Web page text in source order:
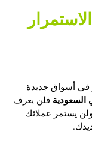
أسواق جديدة
فلن يعرف
يستمر عملائك